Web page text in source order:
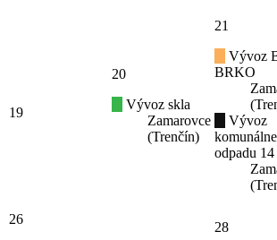
19
20
Vývoz skla
Zamarovce
(Trenčín)
21
Vývoz
BRKO
Vývoz
odpadu
26
28